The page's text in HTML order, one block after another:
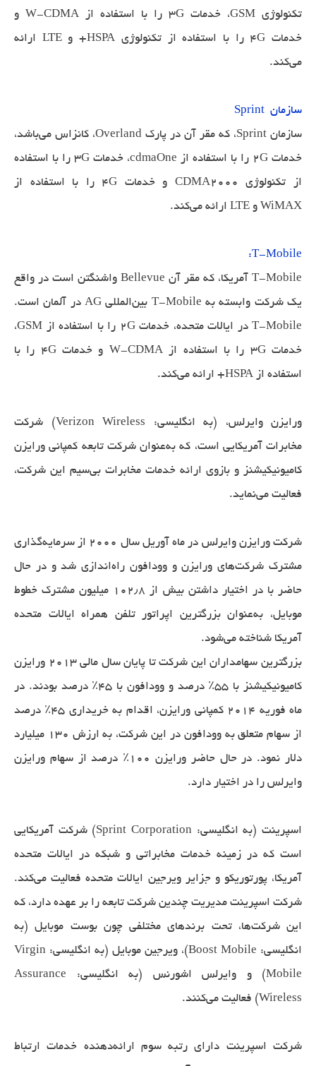
تکنولوژی GSM، خدمات 3G را با استفاده از W-CDMA و
خدمات 4G را با استفاده از تکنولوژی HSPA+ و LTE ارائه
می‌کند.
سازمان Sprint
سازمان Sprint، که مقر آن در پارک Overland، کانزاس می‌باشد،
خدمات 2G را با استفاده از cdmaOne، خدمات 3G را با استفاده
از تکنولوژی CDMA2000 و خدمات 4G را با استفاده از
WiMAX و LTE ارائه می‌کند.
T-Mobile:
T-Mobile آمریکا، که مقر آن Bellevue واشنگتن است در واقع
یک شرکت وابسته به T-Mobile بین‌المللی AG در آلمان است.
T-Mobile در ایالات متحده، خدمات 2G را با استفاده از GSM،
خدمات 3G را با استفاده از W-CDMA و خدمات 4G را با
استفاده از HSPA+ ارائه می‌کند.
ورایزن وایرلس، (به انگلیسی: Verizon Wireless) شرکت
مخابرات آمریکایی است، که به‌عنوان شرکت تابعه کمپانی ورایزن
کامیونیکیشنز و بازوی ارائه خدمات مخابرات بی‌سیم این شرکت،
فعالیت می‌نماید.
شرکت ورایزن وایرلس در ماه آوریل سال ۲۰۰۰ از سرمایه‌گذاری
مشترک شرکت‌های ورایزن و وودافون راه‌اندازی شد و در حال
حاضر با در اختیار داشتن بیش از ۱۰۲٫۸ میلیون مشترک خطوط
موبایل، به‌عنوان بزرگترین اپراتور تلفن همراه ایالات متحده
آمریکا شناخته می‌شود.
بزرگترین سهامداران این شرکت تا پایان سال مالی ۲۰۱۳ ورایزن
کامیونیکیشنز با ۵۵٪ درصد و وودافون با ۴۵٪ درصد بودند. در
ماه فوریه ۲۰۱۴ کمپانی ورایزن، اقدام به خریداری ۴۵٪ درصد
از سهام متعلق به وودافون در این شرکت، به ارزش ۱۳۰ میلیارد
دلار نمود. در حال حاضر ورایزن ۱۰۰٪ درصد از سهام ورایزن
وایرلس را در اختیار دارد.
اسپرینت (به انگلیسی: Sprint Corporation) شرکت آمریکایی
است که در زمینه خدمات مخابراتی و شبکه در ایالات متحده
آمریکا، پورتوریکو و جزایر ویرجین ایالات متحده فعالیت می‌کند.
شرکت اسپرینت مدیریت چندین شرکت تابعه را بر عهده دارد، که
این شرکت‌ها، تحت برندهای مختلفی چون بوست موبایل (به
انگلیسی: Boost Mobile)، ویرجین موبایل (به انگلیسی: Virgin
Mobile) و وایرلس اشورنس (به انگلیسی: Assurance
Wireless) فعالیت می‌کنند.
شرکت اسپرینت دارای رتبه سوم ارائه‌دهنده خدمات ارتباط